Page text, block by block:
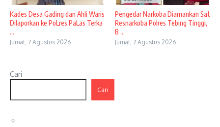
Kades Desa Gading dan Ahli Waris
Dilaporkan ke PoLres PaLas Terka
...
Jumat, 7 Agustus 2026
Pengedar Narkoba Diamankan Sat
Resnarkoba Polres Tebing Tinggi,
B ...
Jumat, 7 Agustus 2026
Cari
Cari